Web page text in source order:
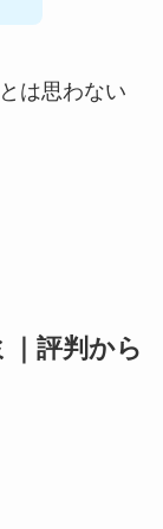
は思わない
評判から